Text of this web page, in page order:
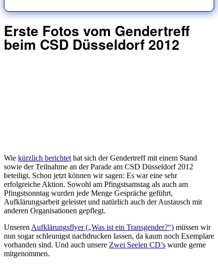
Erste Fotos vom Gendertreff
beim CSD Düsseldorf 2012
Wie kürzlich berichtet hat sich der Gendertreff mit einem Stand
sowie der Teilnahme an der Parade am CSD Düsseldorf 2012
beteiligt. Schon jetzt können wir sagen: Es war eine sehr
erfolgreiche Aktion. Sowohl am Pfingstsamstag als auch am
Pfingstsonntag wurden jede Menge Gespräche geführt,
Aufklärungsarbeit geleistet und natürlich auch der Austausch mit
anderen Organisationen gepflegt.
Unseren Aufklärungsflyer („Was ist ein Transgender?“) müssen wir
nun sogar schleunigst nachdrucken lassen, da kaum noch Exemplare
vorhanden sind. Und auch unsere Zwei Seelen CD’s wurde gerne
mitgenommen.